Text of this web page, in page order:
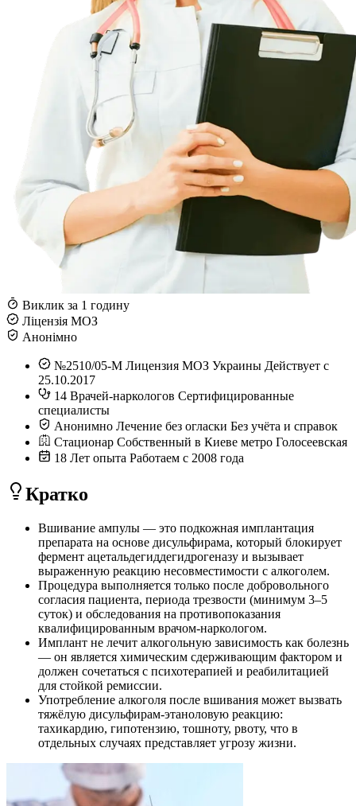
Виклик за 1 годину
Ліцензія МОЗ
Анонімно
№2510/05-М Лицензия МОЗ Украины Действует с
25.10.2017
14 Врачей-наркологов Сертифицированные
специалисты
Анонимно Лечение без огласки Без учёта и справок
Стационар Собственный в Киеве метро Голосеевская
18 Лет опыта Работаем с 2008 года
Кратко
Вшивание ампулы — это подкожная имплантация
препарата на основе дисульфирама, который блокирует
фермент ацетальдегиддегидрогеназу и вызывает
выраженную реакцию несовместимости с алкоголем.
Процедура выполняется только после добровольного
согласия пациента, периода трезвости (минимум 3–5
суток) и обследования на противопоказания
квалифицированным врачом-наркологом.
Имплант не лечит алкогольную зависимость как болезнь
— он является химическим сдерживающим фактором и
должен сочетаться с психотерапией и реабилитацией
для стойкой ремиссии.
Употребление алкоголя после вшивания может вызвать
тяжёлую дисульфирам-этаноловую реакцию:
тахикардию, гипотензию, тошноту, рвоту, что в
отдельных случаях представляет угрозу жизни.